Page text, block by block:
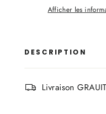
Afficher les
DESCRIPTION
Livraison